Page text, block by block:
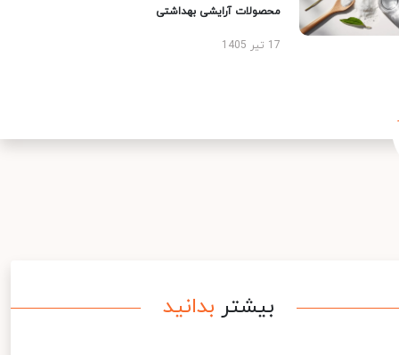
محصولات آرایشی بهداشتی
17 تیر 1405
بیشتر بدانید